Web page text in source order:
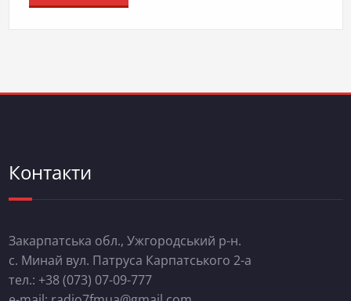
Контакти
Закарпатська обл., Ужгородський р-н.
с. Минай вул. Патруса Карпатського 2-а
тел.: +38 (073) 07-09-777